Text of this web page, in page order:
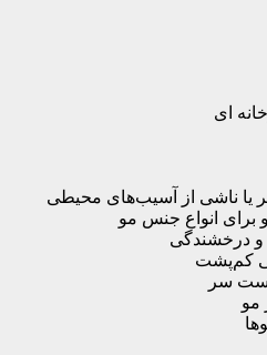
ای
یا ناشی از آسیب‌های محیطی
برای انواع جنس مو
و درخشندگی
کم‌پشت
سر
مو